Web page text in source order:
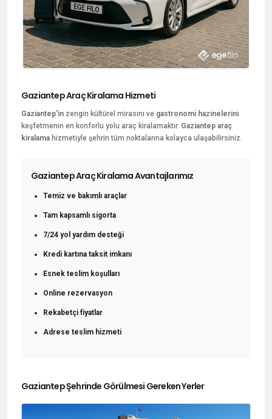
Gaziantep Araç Kiralama Hizmeti
Gaziantep'in zengin kültürel mirasını ve gastronomi hazinelerini
keşfetmenin en konforlu yolu araç kiralamaktır. Gaziantep araç
kiralama hizmetiyle şehrin tüm noktalarına kolayca ulaşabilirsiniz.
Gaziantep Araç Kiralama Avantajlarımız
Temiz ve bakımlı araçlar
Tam kapsamlı sigorta
7/24 yol yardım desteği
Kredi kartına taksit imkanı
Esnek teslim koşulları
Online rezervasyon
Rekabetçi fiyatlar
Adrese teslim hizmeti
Gaziantep Şehrinde Görülmesi Gereken Yerler